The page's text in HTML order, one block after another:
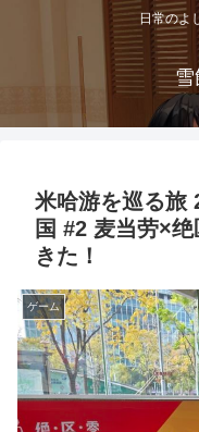
日常のよ
雪
米哈游を巡る旅
国 #2 麦当劳×
きた！
ゲーム